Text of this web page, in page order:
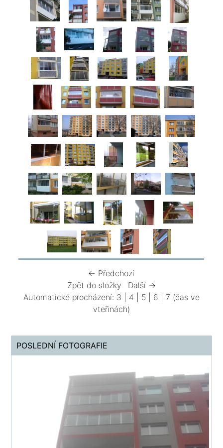
← Předchozí
Zpět do složky
Další →
Automatické procházení: 3 4 5 6 7 (čas ve
vteřinách)
POSLEDNÍ FOTOGRAFIE